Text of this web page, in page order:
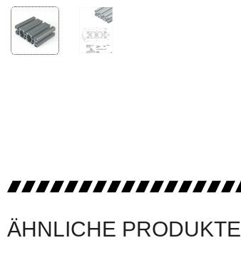
ÄHNLICHE PRODUKTE